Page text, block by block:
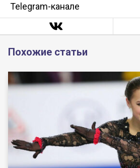
Telegram-канале
Похожие статьи